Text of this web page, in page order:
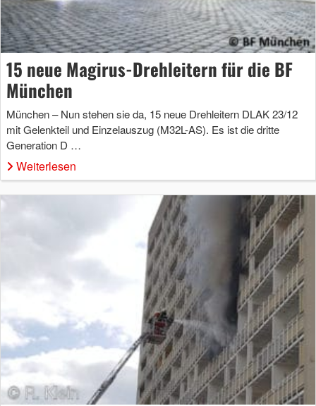
15 neue Magirus-Drehleitern für die BF
München
München – Nun stehen sie da, 15 neue Drehleitern DLAK 23/12
mit Gelenkteil und Einzelauszug (M32L-AS). Es ist die dritte
Generation D …
Weiterlesen